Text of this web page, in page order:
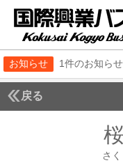
お知らせ 1件のお知ら
戻る
さ